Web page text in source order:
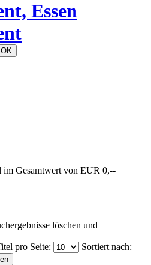
Essen
Gesamtwert von EUR 0,--
löschen und
pro Seite: Sortiert nach: